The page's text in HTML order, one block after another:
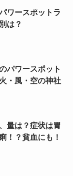
ワースポットラ
は？
パワースポット
・風・空の神社
量は？症状は胃
！？貧血にも！